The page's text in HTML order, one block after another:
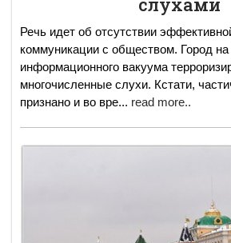
слухами
Речь идет об отсутствии
коммуникации с обществом. Город
информационного вакуума
многочисленные слухи. Кстати,
признано и во вре... read more..